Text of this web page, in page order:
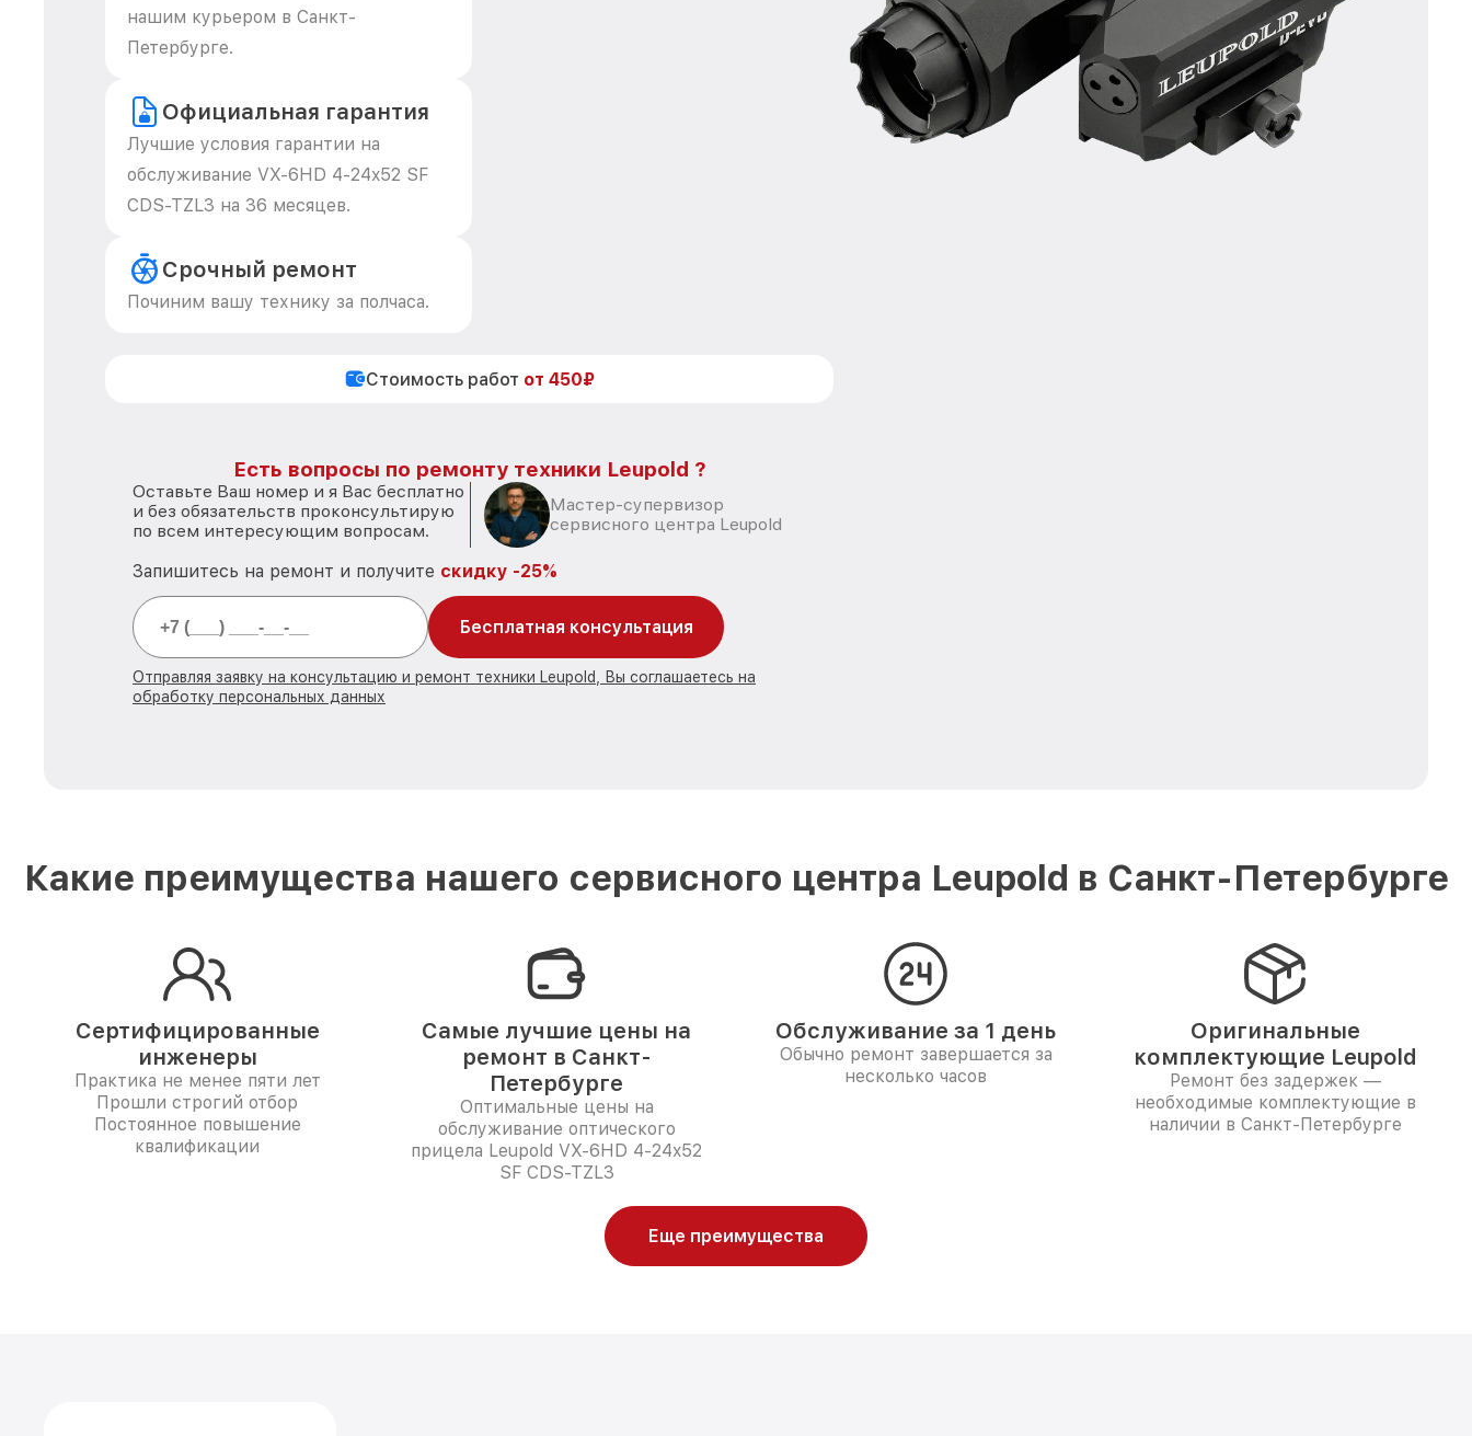
нашим курьером в Санкт-
Петербурге.
Официальная гарантия
Лучшие условия гарантии на
обслуживание VX-6HD 4-24x52 SF
CDS-TZL3 на 36 месяцев.
Срочный ремонт
Починим вашу технику за полчаса.
Стоимость работ от 450₽
Есть вопросы по ремонту техники Leupold ?
Оставьте Ваш номер и я Вас бесплатно
и без обязательств проконсультирую
по всем интересующим вопросам.
Мастер-супервизор
сервисного центра Leupold
Запишитесь на ремонт и получите скидку -25%
Бесплатная консультация
Отправляя заявку на консультацию и ремонт техники Leupold, Вы соглашаетесь на
обработку персональных данных
Какие преимущества нашего сервисного центра Leupold в Санкт-Петербурге
Сертифицированные
инженеры
Практика не менее пяти лет
Прошли строгий отбор
Постоянное повышение
квалификации
Самые лучшие цены на
ремонт в Санкт-
Петербурге
Оптимальные цены на
обслуживание оптического
прицела Leupold VX-6HD 4-24x52
SF CDS-TZL3
Обслуживание за 1 день
Обычно ремонт завершается за
несколько часов
Оригинальные
комплектующие Leupold
Ремонт без задержек —
необходимые комплектующие в
наличии в Санкт-Петербурге
Еще преимущества